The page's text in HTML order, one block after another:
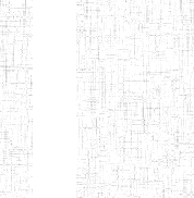
ENI